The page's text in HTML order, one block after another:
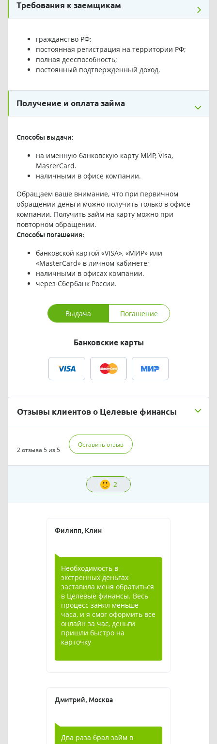
Требования к заемщикам
гражданство РФ;
постоянная регистрация на территории РФ;
полная дееспособность;
постоянный подтвержденный доход.
Получение и оплата займа
Способы выдачи:
на именную банковскую карту МИР, Visa,
MasrerCard.
наличными в офисе компании.
Обращаем ваше внимание, что при первичном
обращении деньги можно получить только в офисе
компании. Получить займ на карту можно при
повторном обращении.
Способы погашения:
банковской картой «VISA», «МИР» или
«MasterCard» в личном кабинете;
наличными в офисах компании.
через Сбербанк России.
Выдача Погашение
Банковские карты
Отзывы клиентов о Целевые финансы
2 отзыва 5 из 5
Оставить отзыв
2
Филипп, Клин
Необходимость в
экстренных деньгах
заставила меня обратиться
в Целевые финансы. Весь
процесс занял меньше
часа, и я смог оформить все
онлайн за час, деньги
пришли быстро на
карточку
Дмитрий, Москва
Два раза брал займ в